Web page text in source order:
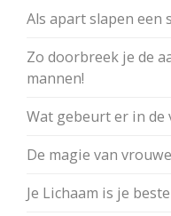
Als apart slapen een
Zo doorbreek je de
mannen!
Wat gebeurt er in de
De magie van
Je Lichaam is je